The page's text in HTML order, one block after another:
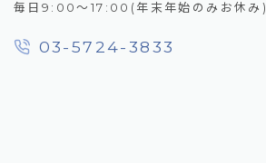
毎日9:00～17:00(年末年始のみお休み)
03-5724-3833